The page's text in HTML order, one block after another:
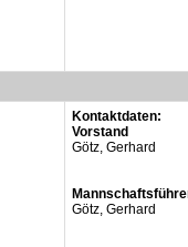
Kontaktdaten:
Vorstand
Götz, Gerhard
Götz, Gerhard